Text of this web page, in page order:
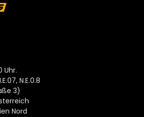
Uhr.
N.E.0.8
3)
Nord